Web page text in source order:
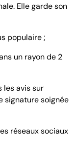
Elle garde son
populaire ;
un rayon de 2
les avis sur
signature soignée
réseaux sociaux